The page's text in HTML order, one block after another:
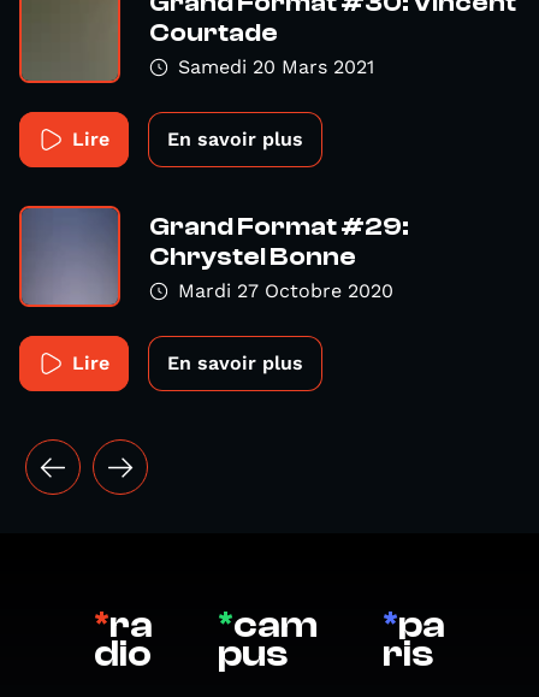
Courtade
Samedi 20 Mars 2021
Lire En savoir plus
Grand Format #29:
Chrystel Bonne
Mardi 27 Octobre 2020
Lire En savoir plus
*ra
dio
*cam
pus
*pa
ris